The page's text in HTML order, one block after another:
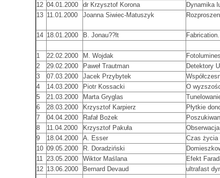
12 04.01.2000 dr Krzysztof Korona
Dynamika
13 11.01.2000 Joanna Siwiec-Matuszyk
14 18.01.2000 B. Jonau??lt
1 22.02.2000 M. Wojdak
2
29.02.2000 Paweł Trautman
Detektory
3
07.03.2000 Jacek Przybytek
4
14.03.2000 Piotr Kossacki
O
5
21.03.2000 Marta Gryglas
6
28.03.2000 Krzysztof Karpierz
Płytkie
7
04.04.2000 Rafał Bożek
8
11.04.2000 Krzysztof Pakuła
9
18.04.2000 A. Esser
Czas życia
10 09.05.2000 R. Doradziński
11 23.05.2000 Wiktor Maślana
Efekt
12 13.06.2000 Bernard Devaud ultrafast